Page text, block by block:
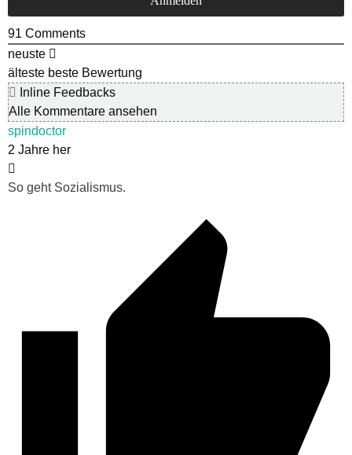
91 Comments
neuste
älteste beste Bewertung
Inline Feedbacks
Alle Kommentare ansehen
spindoctor
2 Jahre her
So geht Sozialismus.